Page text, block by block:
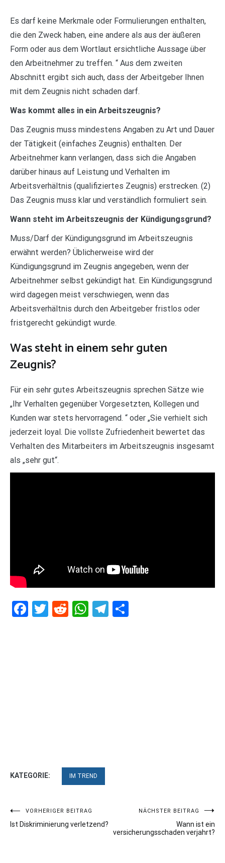
Es darf keine Merkmale oder Formulierungen enthalten,
die den Zweck haben, eine andere als aus der äußeren
Form oder aus dem Wortlaut ersichtliche Aussage über
den Arbeitnehmer zu treffen. “ Aus dem zweiten
Abschnitt ergibt sich auch, dass der Arbeitgeber Ihnen
mit dem Zeugnis nicht schaden darf.
Was kommt alles in ein Arbeitszeugnis?
Das Zeugnis muss mindestens Angaben zu Art und Dauer
der Tätigkeit (einfaches Zeugnis) enthalten. Der
Arbeitnehmer kann verlangen, dass sich die Angaben
darüber hinaus auf Leistung und Verhalten im
Arbeitsverhältnis (qualifiziertes Zeugnis) erstrecken. (2)
Das Zeugnis muss klar und verständlich formuliert sein.
Wann steht im Arbeitszeugnis der Kündigungsgrund?
Muss/Darf der Kündigungsgrund im Arbeitszeugnis
erwähnt werden? Üblicherweise wird der
Kündigungsgrund im Zeugnis angegeben, wenn der
Arbeitnehmer selbst gekündigt hat. Ein Kündigungsgrund
wird dagegen meist verschwiegen, wenn das
Arbeitsverhältnis durch den Arbeitgeber fristlos oder
fristgerecht gekündigt wurde.
Was steht in einem sehr guten
Zeugnis?
Für ein sehr gutes Arbeitszeugnis sprechen Sätze wie
„Ihr Verhalten gegenüber Vorgesetzten, Kollegen und
Kunden war stets hervorragend. “ oder „Sie verhielt sich
jederzeit loyal. Die vollste Zufriedenheit bewertet das
Verhalten des Mitarbeiters im Arbeitszeugnis insgesamt
als „sehr gut“.
Facebook
Twitter
RedditWhatsApp
Telegram
KATEGORIE: IM TREND
Beitragsnavigation
VORHERIGER BEITRAG
Ist Diskriminierung verletzend?
NÄCHSTER BEITRAG
Wann ist ein
versicherungsschaden verjahrt?